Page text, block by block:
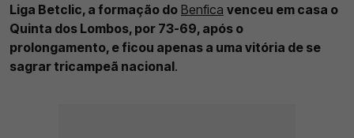
Liga Betclic, a formação do Benfica venceu em casa o
Quinta dos Lombos, por 73-69, após o
prolongamento, e ficou apenas a uma vitória de se
sagrar tricampeã nacional.